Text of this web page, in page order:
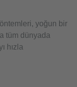
yoğun bir
tüm dünyada
hızla